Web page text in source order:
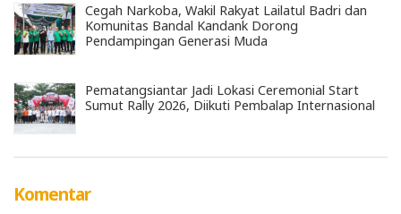
Cegah Narkoba, Wakil Rakyat Lailatul Badri dan
Komunitas Bandal Kandank Dorong
Pendampingan Generasi Muda
Pematangsiantar Jadi Lokasi Ceremonial Start
Sumut Rally 2026, Diikuti Pembalap Internasional
Komentar